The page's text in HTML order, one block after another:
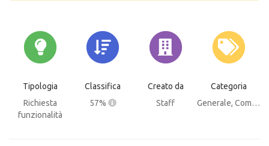
Tipologia
Richiesta
funzionalità
Classifica
57%
Creato da
Staff
Categoria
Generale, Commission Manager